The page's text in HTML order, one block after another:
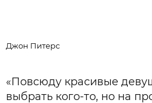
Джон Питерс
«Повсюду красивые
выбрать кого-то, но на